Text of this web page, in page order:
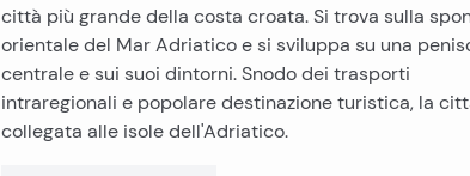
città più grande della costa croata. Si trova sulla
orientale del Mar Adriatico e si sviluppa su una
centrale e sui suoi dintorni. Snodo dei trasporti
intraregionali e popolare destinazione turistica, la
collegata alle isole dell'Adriatico.